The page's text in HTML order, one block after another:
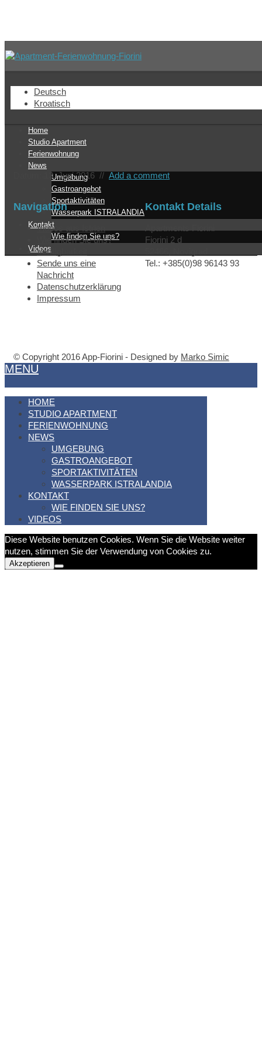
studio-bett
Deutsch
Kroatisch
Home
Studio Apartment
Ferienwohnung
News
Umgebung
Gastroangebot
Sportaktivitäten
Wasserpark ISTRALANDIA
Kontakt
Wie finden Sie uns?
Videos
Datum: 13. Juni 2016 // Add a comment
Navigation
Videos aus Istrien
Wie finden Sie uns?
Verfügbarkeit
Sende uns eine
Nachricht
Datenschutzerklärung
Impressum
Kontakt Details
Fjorini 2 d
Tel.: +385(0)98 96143 93
© Copyright 2016 App-Fiorini - Designed by Marko Simic
MENU
HOME
STUDIO APARTMENT
FERIENWOHNUNG
NEWS
UMGEBUNG
GASTROANGEBOT
SPORTAKTIVITÄTEN
WASSERPARK ISTRALANDIA
KONTAKT
WIE FINDEN SIE UNS?
VIDEOS
Diese Website benutzen Cookies. Wenn Sie die Website weiter
nutzen, stimmen Sie der Verwendung von Cookies zu.
Akzeptieren